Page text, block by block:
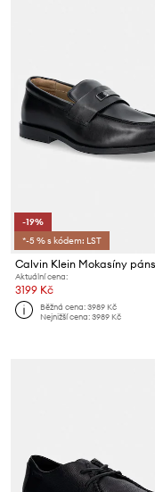
-19%
*-5 % s kódem: LST
Aktuální cena:
3199 Kč
Běžná cena:3989 Kč
Nejnižší cena:3989 Kč